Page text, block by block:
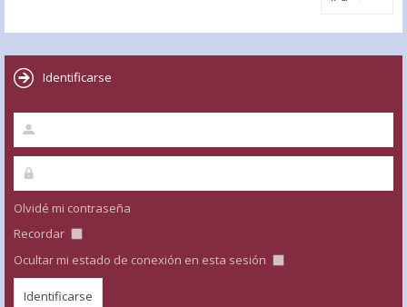
Identificarse
Olvidé mi contraseña
Recordar
Ocultar mi estado de conexión en esta sesión